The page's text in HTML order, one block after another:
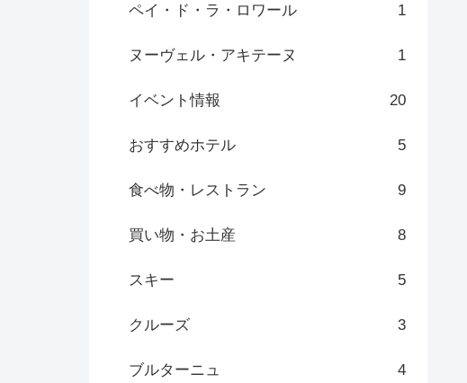
ペイ・ド・ラ・ロワール 1
ヌーヴェル・アキテーヌ 1
イベント情報 20
おすすめホテル 5
食べ物・レストラン 9
買い物・お土産 8
スキー 5
クルーズ 3
ブルターニュ 4